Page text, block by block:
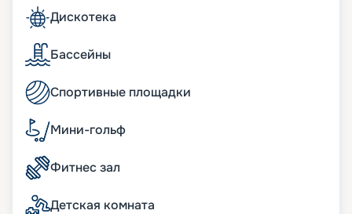
предлагаем нашим клиентам воспользоваться
услугой раннего бронирования, чтобы у них
была возможность приобрести лучшие путевки.
Также вы можете заранее познакомиться с
обзорами экскурсий, чтобы выбрать для себя
самые интересные варианты.
Дискотека
Бассейны
Спортивные площадки
Мини-гольф
Фитнес зал
Детская комната